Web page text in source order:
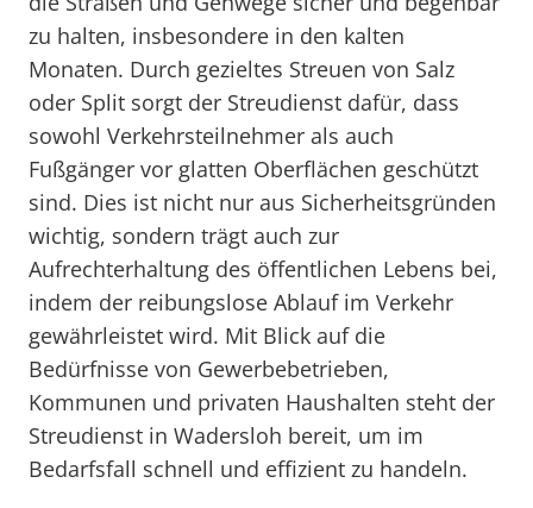
zu halten, insbesondere in den kalten
Monaten. Durch gezieltes Streuen von Salz
oder Split sorgt der Streudienst dafür, dass
sowohl Verkehrsteilnehmer als auch
Fußgänger vor glatten Oberflächen geschützt
sind. Dies ist nicht nur aus Sicherheitsgründen
wichtig, sondern trägt auch zur
Aufrechterhaltung des öffentlichen Lebens bei,
indem der reibungslose Ablauf im Verkehr
gewährleistet wird. Mit Blick auf die
Bedürfnisse von Gewerbebetrieben,
Kommunen und privaten Haushalten steht der
Streudienst in Wadersloh bereit, um im
Bedarfsfall schnell und effizient zu handeln.